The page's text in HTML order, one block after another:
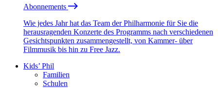
Abonnements
Wie jedes Jahr hat das Team der Philharmonie für Sie die
herausragenden Konzerte des Programms nach verschiedenen
Gesichtspunkten zusammengestellt, von Kammer- über
Filmmusik bis hin zu Free Jazz.
Kids’ Phil
Familien
Schulen